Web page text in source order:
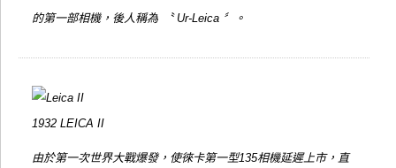
的第一部相機，後人稱為 〝 Ur-Leica 〞。
1932 LEICA II
由於第一次世界大戰爆發，使徠卡第一型135相機延遲上市，直